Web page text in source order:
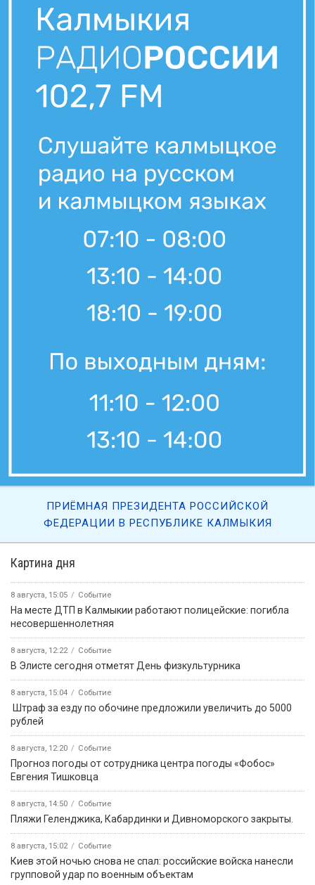
Картина дня
8 августа, 15:05 Событие
На месте ДТП в Калмыкии работают полицейские: погибла
несовершеннолетняя
8 августа, 12:22 Событие
В Элисте сегодня отметят День физкультурника
8 августа, 15:04 Событие
️ Штраф за езду по обочине предложили увеличить до 5000
рублей
8 августа, 12:20 Событие
Прогноз погоды от сотрудника центра погоды «Фобос»
Евгения Тишковца
8 августа, 14:50 Событие
️Пляжи Геленджика, Кабардинки и Дивноморского закрыты.
8 августа, 15:02 Событие
Киев этой ночью снова не спал: российские войска нанесли
групповой удар по военным объектам
ПРИЁМНАЯ ПРЕЗИДЕНТА РОССИЙСКОЙ
ФЕДЕРАЦИИ В РЕСПУБЛИКЕ КАЛМЫКИЯ